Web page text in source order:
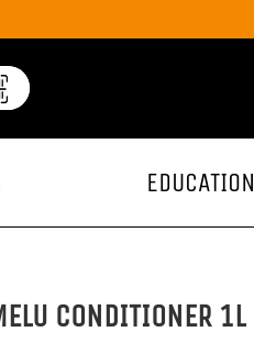
EDUCATION
CONDITIONER 1L